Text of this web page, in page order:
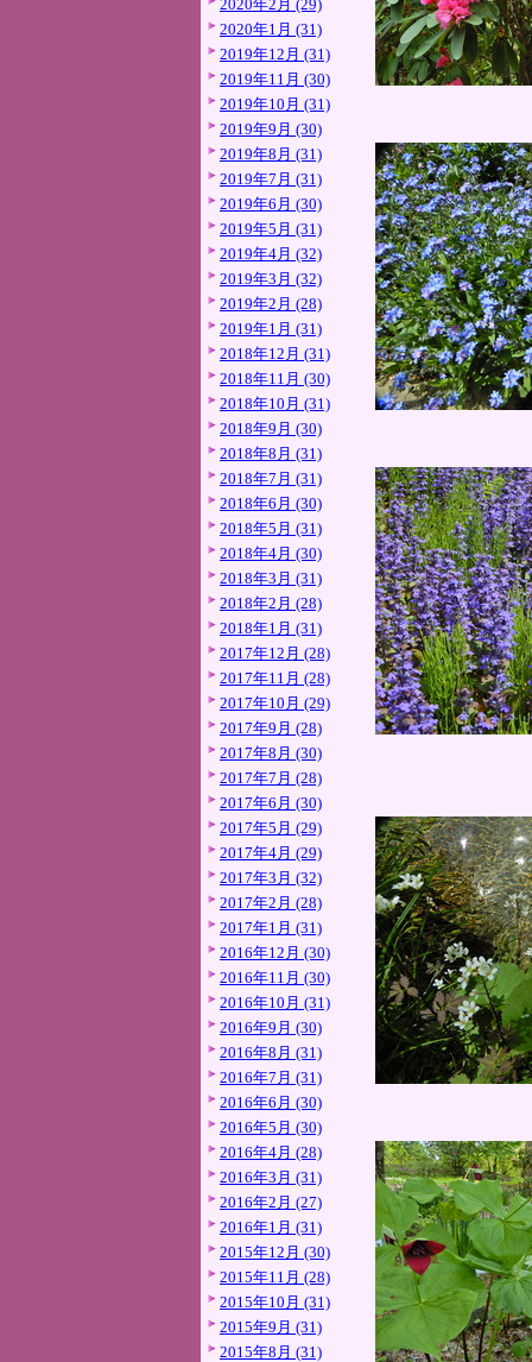
2020年2月 (29)
2020年1月 (31)
2019年12月 (31)
2019年11月 (30)
2019年10月 (31)
2019年9月 (30)
2019年8月 (31)
2019年7月 (31)
2019年6月 (30)
2019年5月 (31)
2019年4月 (32)
2019年3月 (32)
2019年2月 (28)
2019年1月 (31)
2018年12月 (31)
2018年11月 (30)
2018年10月 (31)
2018年9月 (30)
2018年8月 (31)
2018年7月 (31)
2018年6月 (30)
2018年5月 (31)
2018年4月 (30)
2018年3月 (31)
2018年2月 (28)
2018年1月 (31)
2017年12月 (28)
2017年11月 (28)
2017年10月 (29)
2017年9月 (28)
2017年8月 (30)
2017年7月 (28)
2017年6月 (30)
2017年5月 (29)
2017年4月 (29)
2017年3月 (32)
2017年2月 (28)
2017年1月 (31)
2016年12月 (30)
2016年11月 (30)
2016年10月 (31)
2016年9月 (30)
2016年8月 (31)
2016年7月 (31)
2016年6月 (30)
2016年5月 (30)
2016年4月 (28)
2016年3月 (31)
2016年2月 (27)
2016年1月 (31)
2015年12月 (30)
2015年11月 (28)
2015年10月 (31)
2015年9月 (31)
2015年8月 (31)